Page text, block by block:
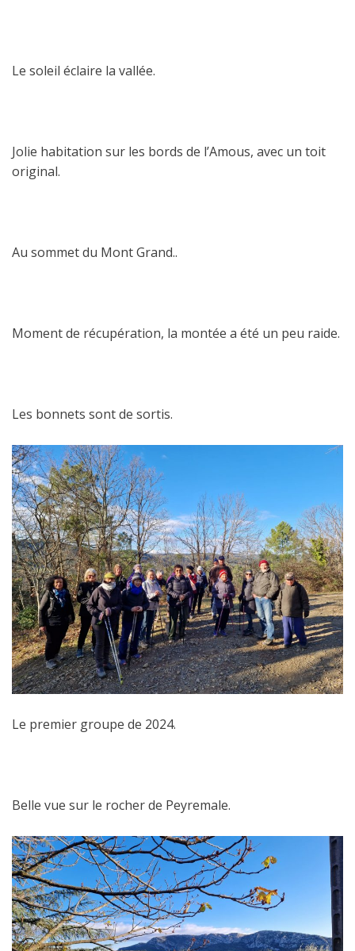
Le soleil éclaire la vallée.
Jolie habitation sur les bords de l’Amous, avec un toit
original.
Au sommet du Mont Grand..
Moment de récupération, la montée a été un peu raide.
Les bonnets sont de sortis.
Le premier groupe de 2024.
Belle vue sur le rocher de Peyremale.